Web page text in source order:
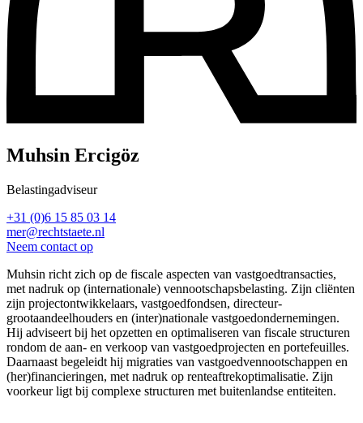
Muhsin Ercigöz
Belastingadviseur
+31 (0)6 15 85 03 14
mer@rechtstaete.nl
Neem contact op
Muhsin richt zich op de fiscale aspecten van vastgoedtransacties,
met nadruk op (internationale) vennootschapsbelasting. Zijn cliënten
zijn projectontwikkelaars, vastgoedfondsen, directeur-
grootaandeelhouders en (inter)nationale vastgoedondernemingen.
Hij adviseert bij het opzetten en optimaliseren van fiscale structuren
rondom de aan- en verkoop van vastgoedprojecten en portefeuilles.
Daarnaast begeleidt hij migraties van vastgoedvennootschappen en
(her)financieringen, met nadruk op renteaftrekoptimalisatie. Zijn
voorkeur ligt bij complexe structuren met buitenlandse entiteiten.